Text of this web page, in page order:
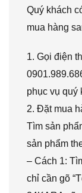
Quý khách
mua hàng
1. Gọi điện
phục vụ quý
2. Đặt mua
Tìm sản
sản phẩm
– Cách 1:
chỉ cần gõ